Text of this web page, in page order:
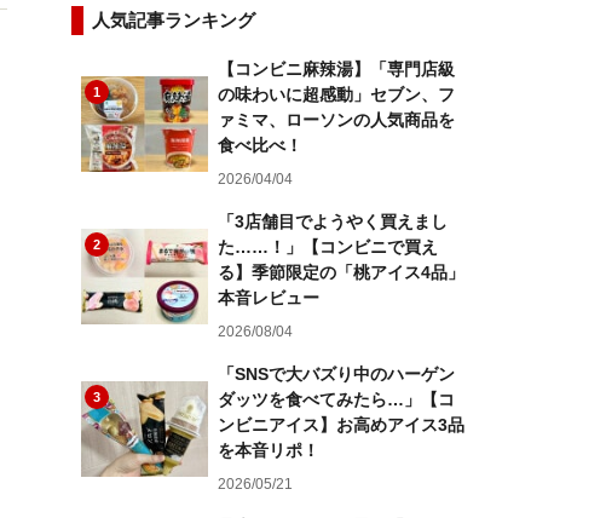
人気記事ランキング
1
【コンビニ麻辣湯】「専門店級
の味わいに超感動」セブン、フ
ァミマ、ローソンの人気商品を
食べ比べ！
2026/04/04
2
「3店舗目でようやく買えまし
た……！」【コンビニで買え
る】季節限定の「桃アイス4品」
本音レビュー
2026/08/04
3
「SNSで大バズり中のハーゲン
ダッツを食べてみたら…」【コ
ンビニアイス】お高めアイス3品
を本音リポ！
2026/05/21